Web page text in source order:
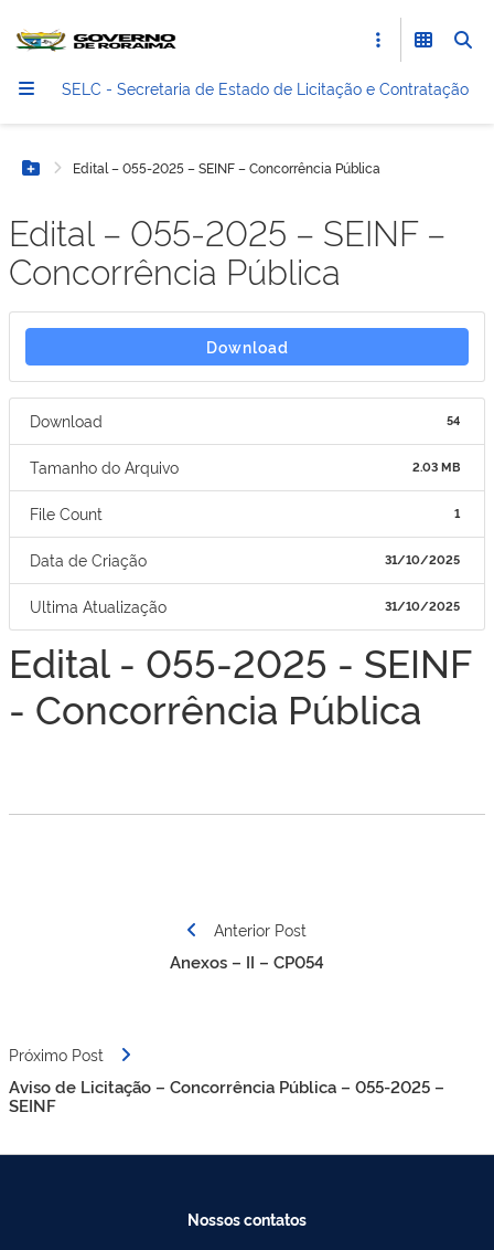
SELC - Secretaria de Estado de Licitação e Contratação
Botão Menu
Edital – 055-2025 – SEINF – Concorrência Pública
Edital – 055-2025 – SEINF –
Concorrência Pública
Download
Download 54
Tamanho do Arquivo 2.03 MB
File Count 1
Data de Criação 31/10/2025
Ultima Atualização 31/10/2025
Edital - 055-2025 - SEINF
- Concorrência Pública
Anterior Post
Anexos – II – CP054
Próximo Post
Aviso de Licitação – Concorrência Pública – 055-2025 –
SEINF
Nossos contatos